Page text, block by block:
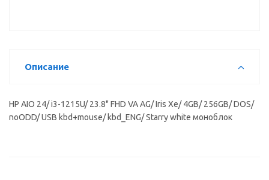
Описание
HP AIO 24/ i3-1215U/ 23.8" FHD VA AG/ Iris Xe/ 4GB/ 256GB/ DOS/
noODD/ USB kbd+mouse/ kbd_ENG/ Starry white моноблок